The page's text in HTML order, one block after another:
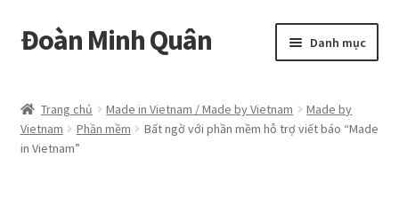
Đi
đến
hướng
Chuyển
đến
dung
Đoàn Minh Quân Danh mục
Curriculum Vitae
Trang chủ Made in Vietnam / Made by Vietnam
Made by
Vietnam
Phần mềm
Bất ngờ với phần mềm hỗ trợ viết báo “Made
in Vietnam”